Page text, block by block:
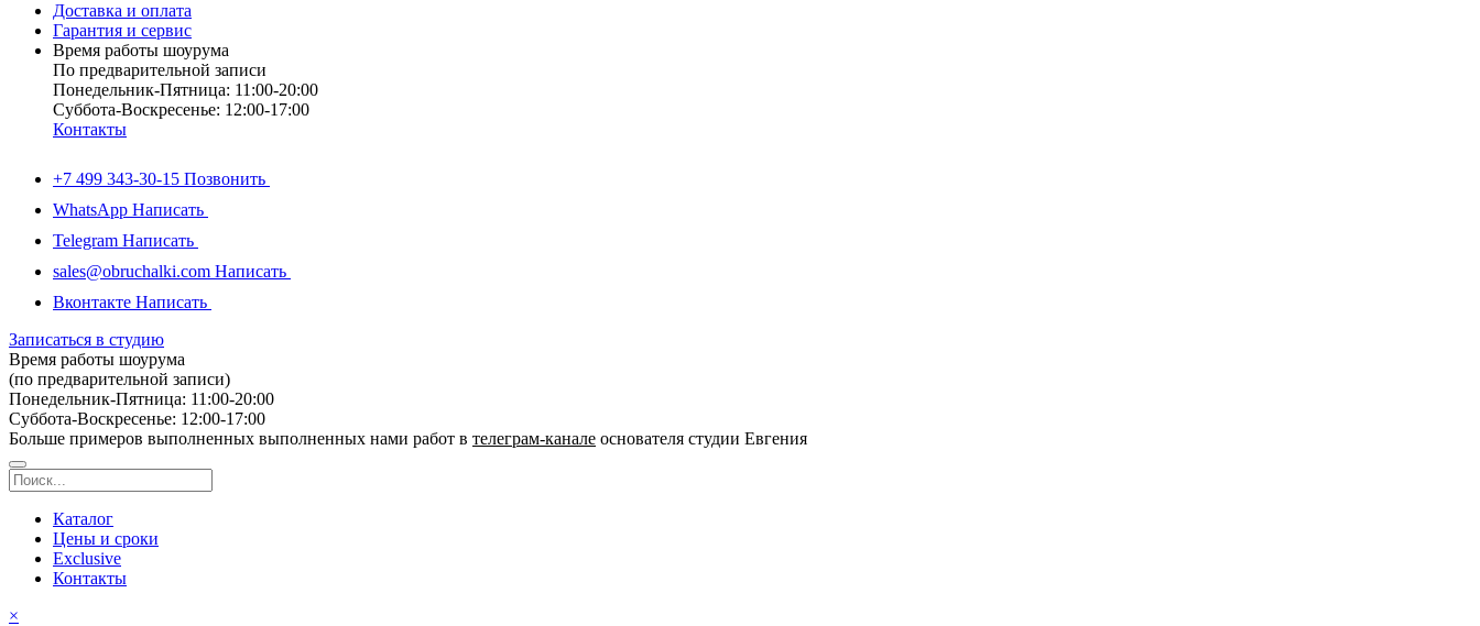
Доставка и оплата
Гарантия и сервис
Время работы шоурума
По предварительной записи
Понедельник-Пятница: 11:00-20:00
Суббота-Bоcкресенье: 12:00-17:00
Контакты
+7 499 343-30-15 Позвонить
WhatsApp Написать
Telegram Написать
sales@obruchalki.com Написать
Вконтакте Написать
Записаться в студию
Время работы шоурума
(по предварительной записи)
Понедельник-Пятница: 11:00-20:00
Суббота-Bоcкресенье: 12:00-17:00
Больше примеров выполненных выполненных нами работ в телеграм-канале основателя студии Евгения
Каталог
Цены и сроки
Exclusive
Контакты
×